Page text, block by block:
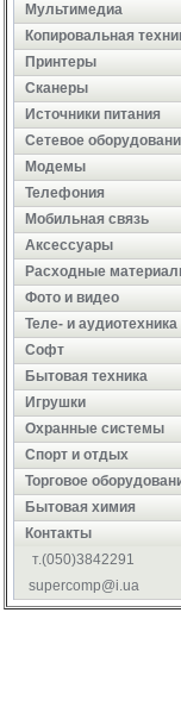
Мультимедиа
Копировальная
Принтеры
Сканеры
Источники питания
Сетевое
Модемы
Телефония
Мобильная связь
Аксессуары
Расходные
Фото и видео
Теле- и аудиотехника
Софт
Бытовая техника
Игрушки
Охранные системы
Cпорт и отдых
Торговое
Бытовая химия
Контакты
т.(050)3842291
supercomp@i.ua